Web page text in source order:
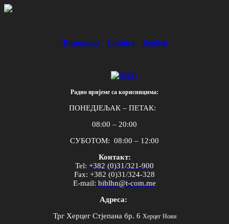
Ћирилица Latinica English
Радно вријеме са корисницима:
ПОНЕДЈЕЉАК – ПЕТАК:
08:00 – 20:00
СУБОТОМ: 08:00 – 12:00
Контакт:
Tel: +382 (0)31/321-900
Fax: +382 (0)31/324-328
E-mail: biblhn@t-com.me
Адреса:
Трг Херцег Стјепана бр. 6 Херцег Нови